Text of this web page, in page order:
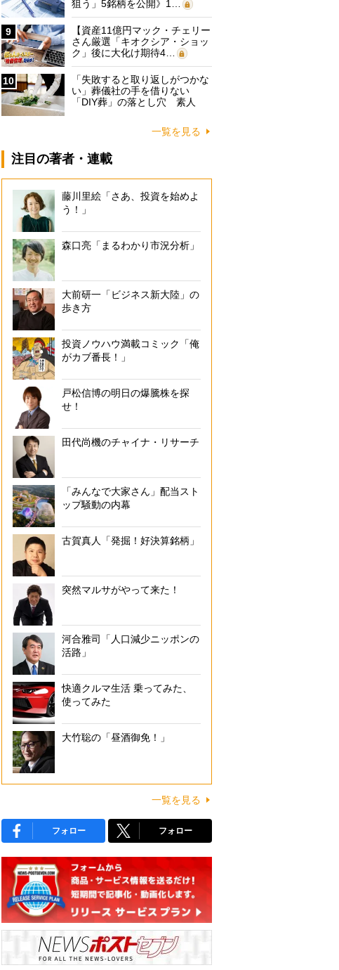
狙う」5銘柄を公開》1…
9
【資産11億円マック・チェリー
さん厳選「キオクシア・ショッ
ク」後に大化け期待4…
10
「失敗すると取り返しがつかな
い」葬儀社の手を借りない
「DIY葬」の落とし穴 素人
一覧を見る
注目の著者・連載
藤川里絵「さあ、投資を始めよ
う！」
森口亮「まるわかり市況分析」
大前研一「ビジネス新大陸」の
歩き方
投資ノウハウ満載コミック「俺
がカブ番長！」
戸松信博の明日の爆騰株を探
せ！
田代尚機のチャイナ・リサーチ
「みんなで大家さん」配当スト
ップ騒動の内幕
古賀真人「発掘！好決算銘柄」
突然マルサがやって来た！
河合雅司「人口減少ニッポンの
活路」
快適クルマ生活 乗ってみた、
使ってみた
大竹聡の「昼酒御免！」
一覧を見る
フォロー フォロー